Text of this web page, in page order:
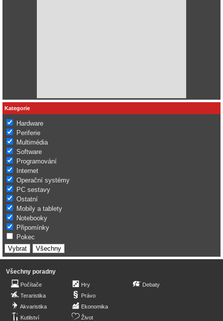
Kategorie
Hardware
Periferie
Multimédia
Software
Programování
Internet
Operační systémy
PC sestavy
Ostatní
Mobily a tablety
Notebooky
Připomínky
Pokec
Všechny poradny
Počítače
Teraristika
Akvaristika
Kutilství
Hry
Právo
Ekonomika
Život
Debaty